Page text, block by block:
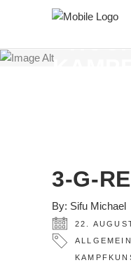
3-G-
By: Sifu Michael
22.
ALLGEMEIN